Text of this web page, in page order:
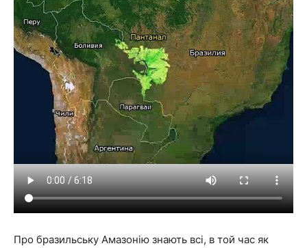
Про бразильську Амазонію знають всі, в той час як